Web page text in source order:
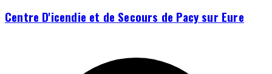
Centre D'icendie et de Secours de Pacy sur Eure